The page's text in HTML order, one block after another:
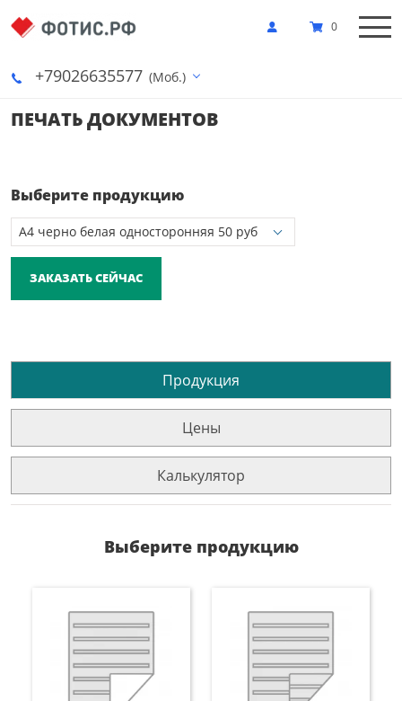
+79026635577 (Моб.)
0
ПЕЧАТЬ ДОКУМЕНТОВ
Выберите продукцию
ЗАКАЗАТЬ СЕЙЧАС
Продукция
Цены
Калькулятор
Выберите продукцию